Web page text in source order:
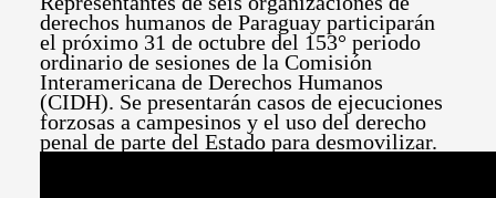
derechos humanos de Paraguay participarán
el próximo 31 de octubre del 153° periodo
ordinario de sesiones de la Comisión
Interamericana de Derechos Humanos
(CIDH). Se presentarán casos de ejecuciones
forzosas a campesinos y el uso del derecho
penal de parte del Estado para desmovilizar.